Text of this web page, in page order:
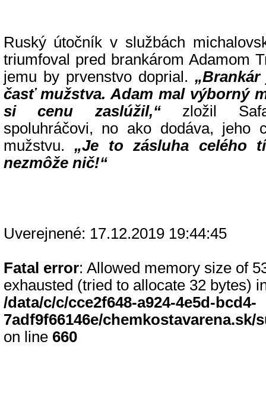
Ruský útočník v službách
triumfoval pred brankárom Adamom
jemu by prvenstvo doprial.
časť mužstva. Adam mal výborný
si cenu zaslúžil,“zložil
spoluhráčovi, no ako dodáva, jeho
mužstvu. „Je to zásluha celého
nezmôže nič!“
Uverejnené: 17.12.2019 19:44:45
Fatal error: Allowed memory size of
exhausted (tried to allocate 32 bytes)
/data/c/c/cce2f648-a924-4e5d-bcd4-
7adf9f66146e/
on line 660